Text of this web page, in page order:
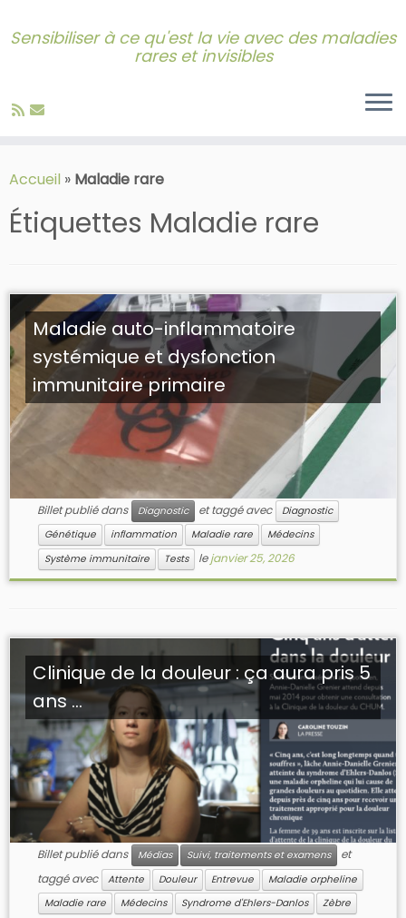
to
Sensibiliser à ce qu'est la vie avec des maladies
rares et invisibles
Accueil » Maladie rare
Étiquettes Maladie rare
Maladie auto-inflammatoire
systémique et dysfonction
immunitaire primaire
Billet publié dans Diagnostic et taggé avec
Diagnostic
Génétique
inflammation Maladie rare
Médecins
Système immunitaire
Tests lejanvier 25, 2026
Clinique de la douleur : ça aura pris 5
ans ...
Billet publié dans Médias Suivi, traitements et examens
et
taggé avec
Attente Douleur Entrevue
Maladie orpheline
Maladie rare
Médecins Syndrome d'Ehlers-Danlos Zèbre